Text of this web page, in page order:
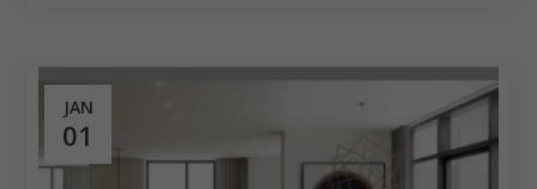
JAN
01